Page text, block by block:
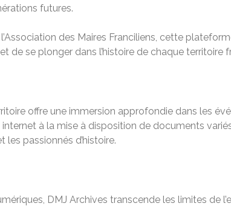
futures.
des Maires Franciliens, cette
de se plonger dans l’histoire de chaque territoire
offre une immersion approfondie dans les
à la mise à disposition de documents
passionnés d’histoire.
DMJ Archives transcende les limites de